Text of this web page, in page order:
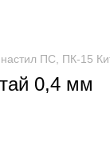
ПС, ПК-15
0,4 мм